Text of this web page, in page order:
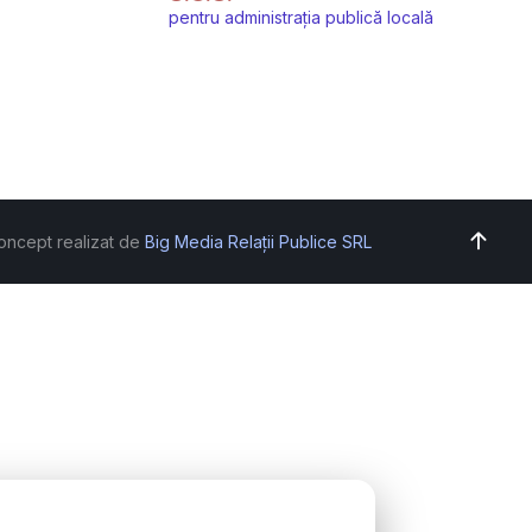
pentru administrația publică locală
realizat de Big Media Relații Publice SRL